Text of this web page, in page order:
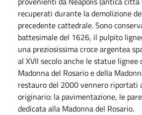
recuperati durante la demolizione
precedente cattedrale. Sono
battesimale del 1626, il pulpito
una preziosissima croce argentea
al XVII secolo anche le statue lignee
Madonna del Rosario e della
restauro del 2000 vennero riportati
originario: la pavimentazione, le
dedicata alla Madonna del Rosario.